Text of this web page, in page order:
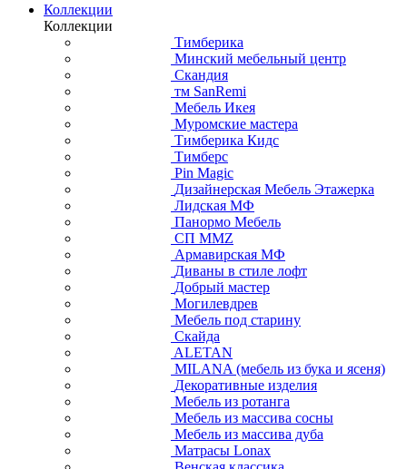
Коллекции
Коллекции
Тимберика
Минский мебельный центр
Скандия
тм SanRemi
Мебель Икея
Муромские мастера
Тимберика Кидс
Тимберс
Pin Magic
Дизайнерская Мебель Этажерка
Лидская МФ
Панормо Мебель
СП ММZ
Армавирская МФ
Диваны в стиле лофт
Добрый мастер
Могилевдрев
Мебель под старину
Скайда
ALETAN
MILANA (мебель из бука и ясеня)
Декоративные изделия
Мебель из ротанга
Мебель из массива сосны
Мебель из массива дуба
Матрасы Lonax